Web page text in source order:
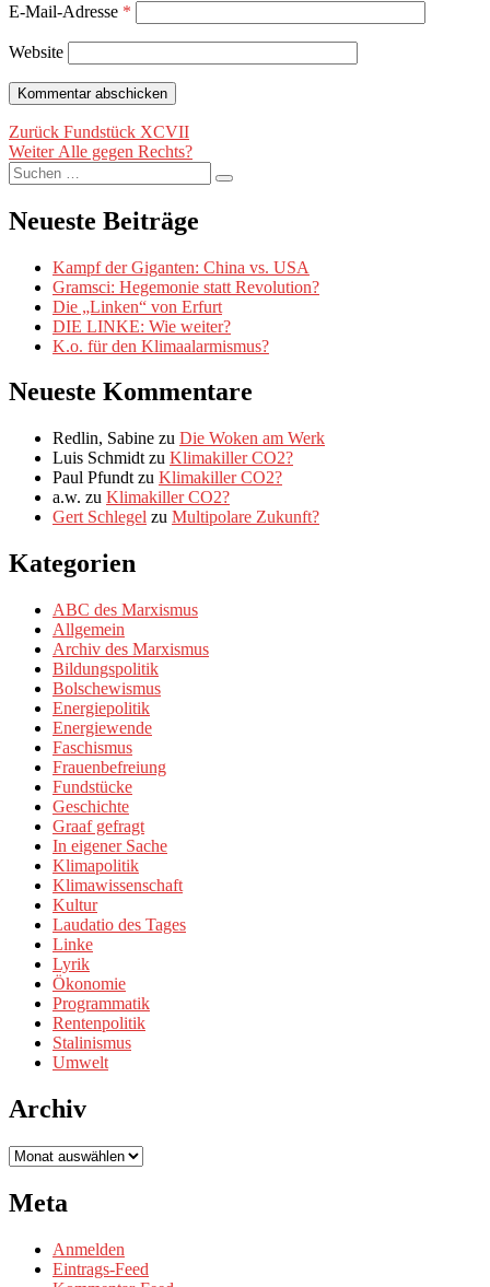
E-Mail-Adresse *
Website
Beitragsnavigation
Zurück Vorheriger
Beitrag:
Fundstück XCVII
Weiter Nächster
Beitrag:
Alle gegen Rechts?
Suche
nach:
Suchen
Neueste Beiträge
Kampf der Giganten: China vs. USA
Gramsci: Hegemonie statt Revolution?
Die „Linken“ von Erfurt
DIE LINKE: Wie weiter?
K.o. für den Klimaalarmismus?
Neueste Kommentare
Redlin, Sabine zu Die Woken am Werk
Luis Schmidt zu Klimakiller CO2?
Paul Pfundt zu Klimakiller CO2?
a.w. zu Klimakiller CO2?
Gert Schlegel zu Multipolare Zukunft?
Kategorien
ABC des Marxismus
Allgemein
Archiv des Marxismus
Bildungspolitik
Bolschewismus
Energiepolitik
Energiewende
Faschismus
Frauenbefreiung
Fundstücke
Geschichte
Graaf gefragt
In eigener Sache
Klimapolitik
Klimawissenschaft
Kultur
Laudatio des Tages
Linke
Lyrik
Ökonomie
Programmatik
Rentenpolitik
Stalinismus
Umwelt
Archiv
Archiv
Meta
Anmelden
Eintrags-Feed